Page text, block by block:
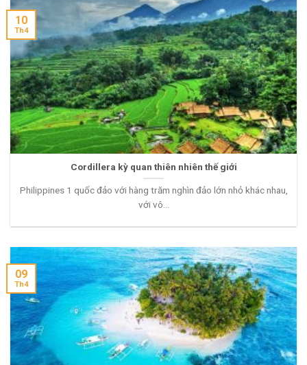
Cordillera kỳ quan thiên nhiên thế giới
Philippines 1 quốc đảo với hàng trăm nghìn đảo lớn nhỏ khác nhau,
với vô...
10
Th4
09
Th4